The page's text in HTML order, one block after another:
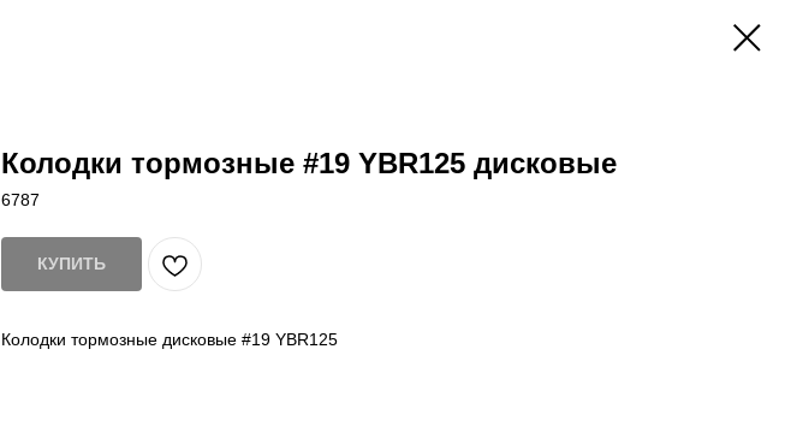
Колодки тормозные #19 YBR125 дисковые
6787
КУПИТЬ
Колодки тормозные дисковые #19 YBR125